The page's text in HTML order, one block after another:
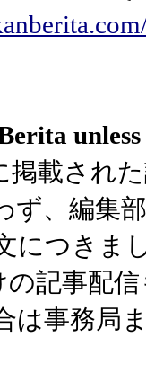
掲載され
ず、編集
につきま
の記事配
は事務局